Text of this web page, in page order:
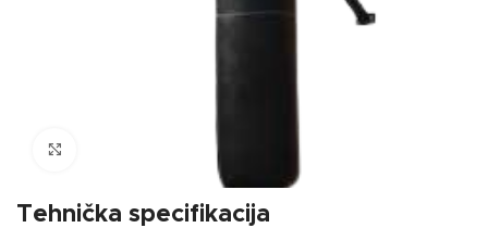
Tehnička specifikacija